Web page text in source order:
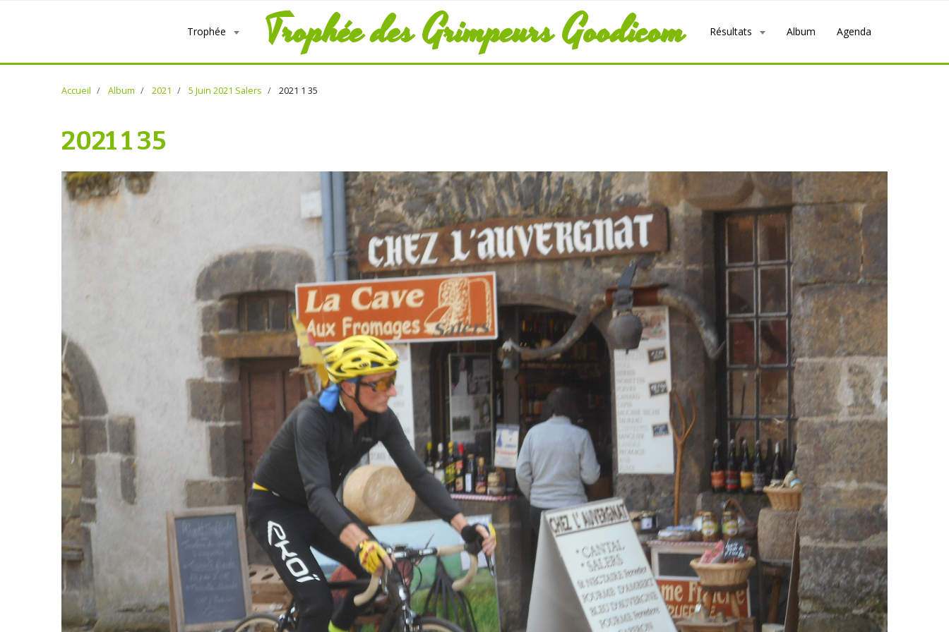
Trophée Trophée des Grimpeurs Goodicom Résultats Album Agenda
Accueil Album 2021 5 Juin 2021 Salers 2021 1 35
2021 1 35